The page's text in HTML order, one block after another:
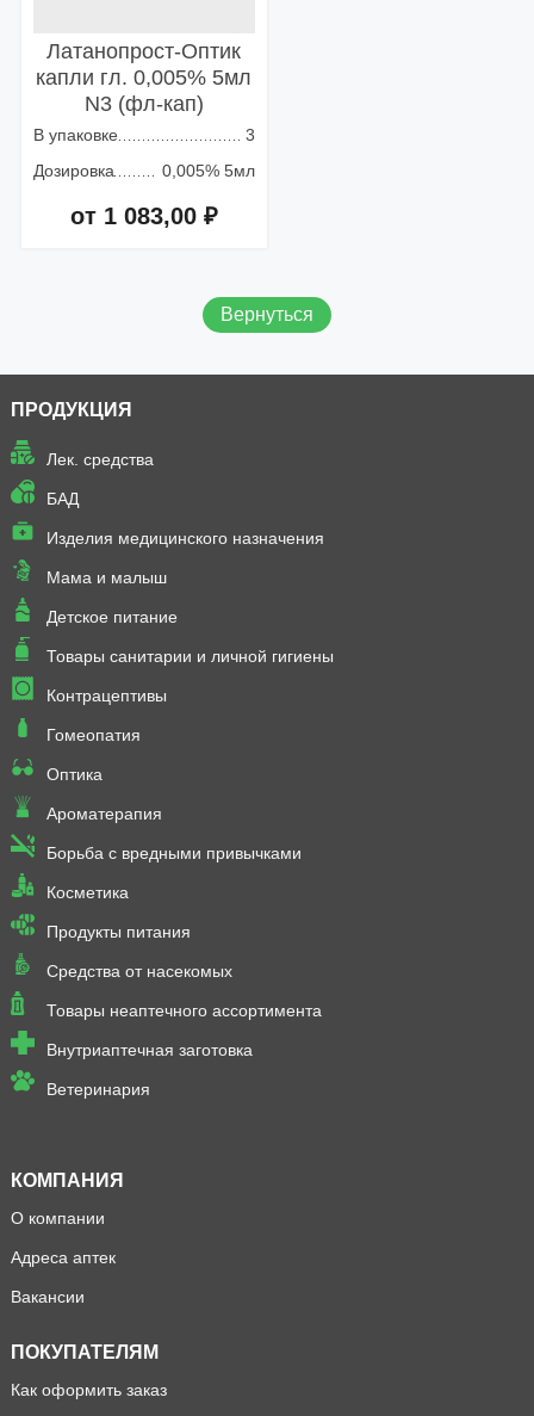
Латанопрост-Оптик
капли гл. 0,005% 5мл
N3 (фл-кап)
В упаковке
3
Дозировка
0,005% 5мл
от 1 083,00 ₽
Вернуться
ПРОДУКЦИЯ
Лек. средства
БАД
Изделия медицинского назначения
Мама и малыш
Детское питание
Товары санитарии и личной гигиены
Контрацептивы
Гомеопатия
Оптика
Ароматерапия
Борьба с вредными привычками
Косметика
Продукты питания
Средства от насекомых
Товары неаптечного ассортимента
Внутриаптечная заготовка
Ветеринария
КОМПАНИЯ
О компании
Адреса аптек
Вакансии
ПОКУПАТЕЛЯМ
Как оформить заказ